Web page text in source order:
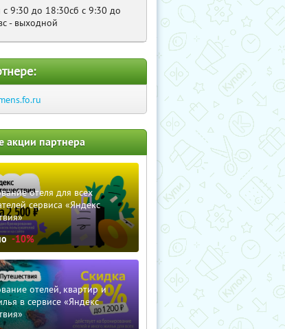
с 9:30 до 18:30сб с 9:30 до
- выходной
акции партнера
отеля для всех
сервиса «Яндекс
-10%
отелей, квартир и
в сервисе «Яндекс